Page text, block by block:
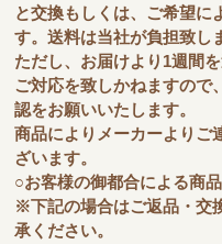
と交換もしくは、ご希望に
す。送料は当社が負担致し
ただし、お届けより1週間
ご対応を致しかねますので
認をお願いいたします。
商品によりメーカーよりご
ざいます。
○お客様の御都合による商
※下記の場合はご返品・交
承ください。